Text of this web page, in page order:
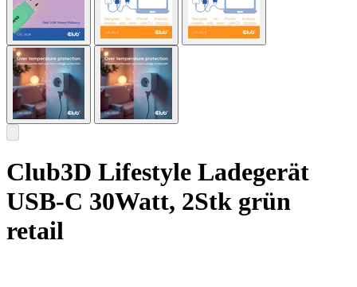
Club3D Lifestyle Ladegerät
USB-C 30Watt, 2Stk grün
retail